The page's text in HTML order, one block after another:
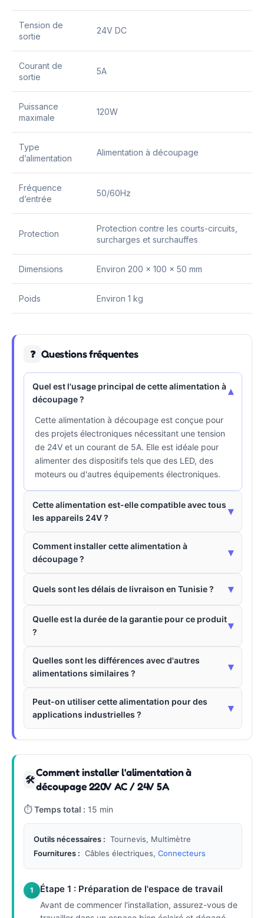
Tension de
sortie
24V DC
Courant de
sortie
5A
Puissance
maximale
120W
Type
d’alimentation
Alimentation à découpage
Fréquence
d’entrée
50/60Hz
Protection
Protection contre les courts-circuits,
surcharges et surchauffes
Dimensions Environ 200 x 100 x 50 mm
Poids Environ 1 kg
❓ Questions fréquentes
Quel est l'usage principal de cette alimentation à
découpage ?
▾
Cette alimentation à découpage est conçue pour
des projets électroniques nécessitant une tension
de 24V et un courant de 5A. Elle est idéale pour
alimenter des dispositifs tels que des LED, des
moteurs ou d'autres équipements électroniques.
Cette alimentation est-elle compatible avec tous
les appareils 24V ?
▾
Comment installer cette alimentation à
découpage ?
▾
Quels sont les délais de livraison en Tunisie ? ▾
Quelle est la durée de la garantie pour ce produit
?
▾
Quelles sont les différences avec d'autres
alimentations similaires ?
▾
Peut-on utiliser cette alimentation pour des
applications industrielles ?
▾
🛠
Comment installer l'alimentation à
découpage 220V AC / 24V 5A
⏱Temps total : 15 min
Outils nécessaires : Tournevis, Multimètre
Fournitures : Câbles électriques, Connecteurs
1 Étape 1 : Préparation de l'espace de travail
Avant de commencer l'installation, assurez-vous de